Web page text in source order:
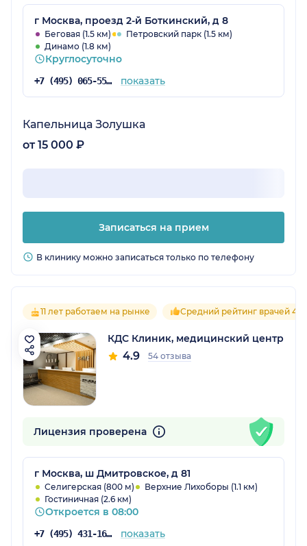
г Москва, проезд 2-й Боткинский, д 8
Беговая (1.5 км)
Петровский парк (1.5 км)
Динамо (1.8 км)
Круглосуточно
+7 (495) 065-55-08 показать
Капельница Золушка
от 15 000 ₽
Записаться на прием
В клинику можно записаться только по телефону
11 лет работаем на рынке Средний рейтинг врачей 4.9
КДС Клиник, медицинский центр
4.9 54 отзыва
Лицензия проверена
г Москва, ш Дмитровское, д 81
Селигерская (800 м)
Верхние Лихоборы (1.1 км)
Гостиничная (2.6 км)
Откроется в 08:00
+7 (495) 431-16-92 показать